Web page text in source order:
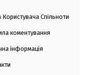
Користувача Спільноти
коментування
інформація